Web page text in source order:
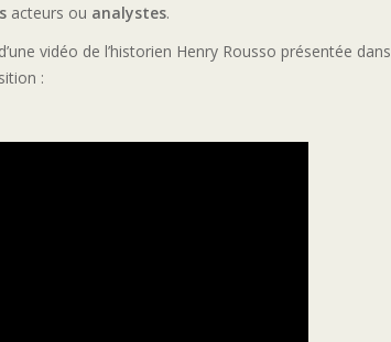
acteurs ou analystes.
vidéo de l’historien Henry Rousso présentée dans
: